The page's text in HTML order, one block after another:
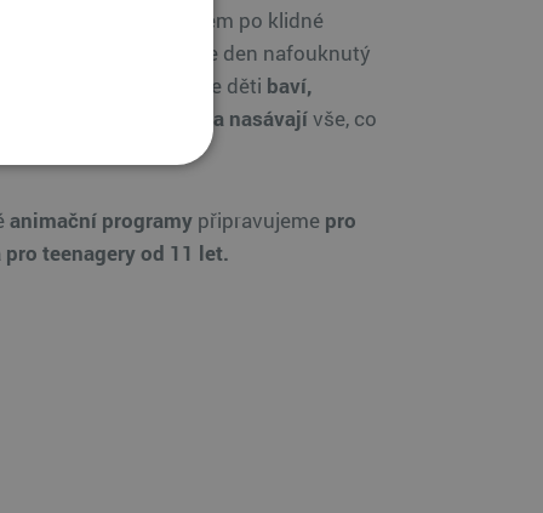
s Mamutíkem po klidné
je den nafouknutý
při kterém se děti baví,
poznávají, sportují a nasávajívše, co
animační programy připravujeme pro
teenagery od 11 let.